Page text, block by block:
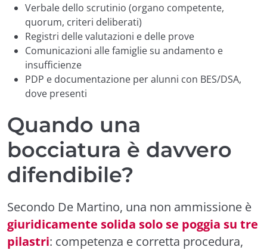
Verbale dello scrutinio (organo competente,
quorum, criteri deliberati)
Registri delle valutazioni e delle prove
Comunicazioni alle famiglie su andamento e
insufficienze
PDP e documentazione per alunni con BES/DSA,
dove presenti
Quando una
bocciatura è davvero
difendibile?
Secondo De Martino, una non ammissione è
giuridicamente solida solo se poggia su tre
pilastri: competenza e corretta procedura,